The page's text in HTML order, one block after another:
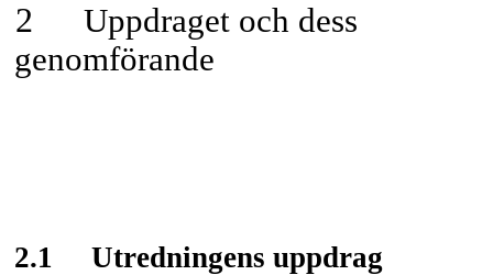
2
Uppdraget och dess
genomförande
2.1 Utredningens uppdrag